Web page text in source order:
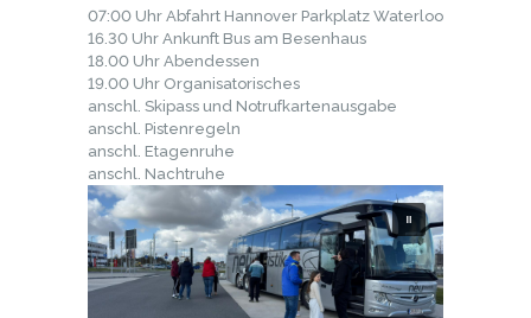
07:00 Uhr Abfahrt Hannover Parkplatz Waterloo
16.30 Uhr Ankunft Bus am Besenhaus
18.00 Uhr Abendessen
19.00 Uhr Organisatorisches
anschl. Skipass und Notrufkartenausgabe
anschl. Pistenregeln
anschl. Etagenruhe
anschl. Nachtruhe